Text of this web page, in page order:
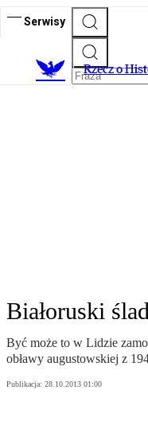
Serwisy
Rzecz o
Białoruski
Być może to w Lidzie
obławy augustowskiej z
Publikacja: 28.10.2013 01:00